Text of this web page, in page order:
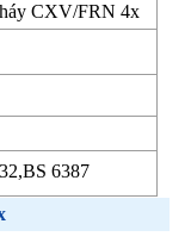
CXV/FRN 4x
6387